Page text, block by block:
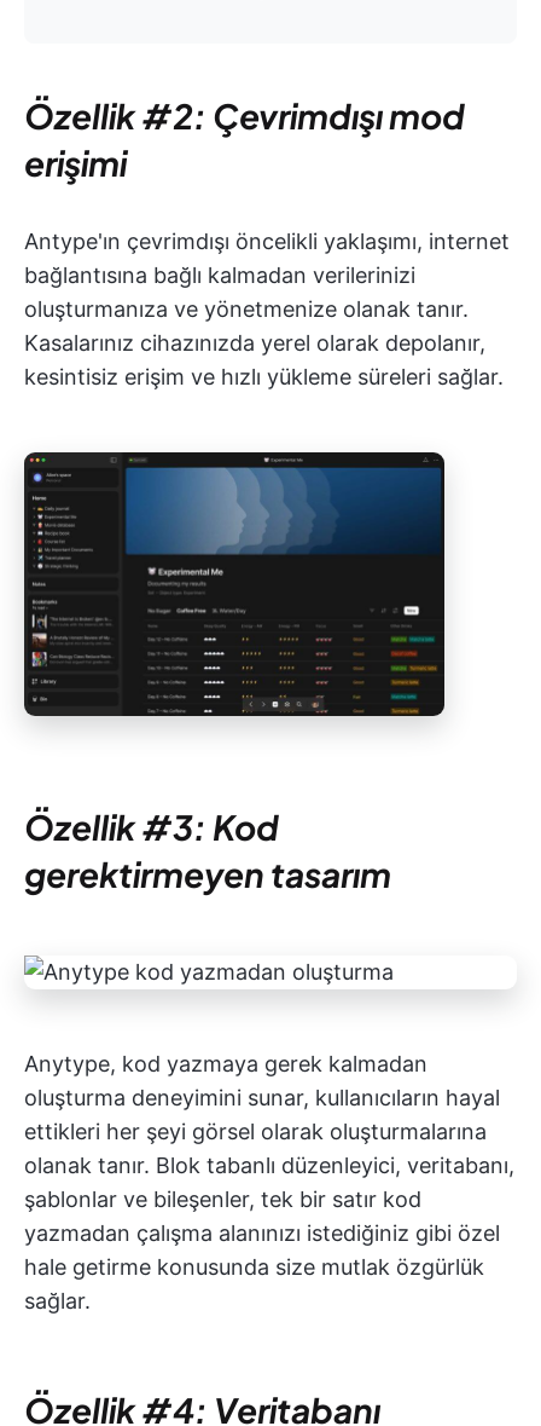
Özellik #2: Çevrimdışı mod
erişimi
Antype'ın çevrimdışı öncelikli yaklaşımı, internet
bağlantısına bağlı kalmadan verilerinizi
oluşturmanıza ve yönetmenize olanak tanır.
Kasalarınız cihazınızda yerel olarak depolanır,
kesintisiz erişim ve hızlı yükleme süreleri sağlar.
Özellik #3: Kod
gerektirmeyen tasarım
Anytype, kod yazmaya gerek kalmadan
oluşturma deneyimini sunar, kullanıcıların hayal
ettikleri her şeyi görsel olarak oluşturmalarına
olanak tanır. Blok tabanlı düzenleyici, veritabanı,
şablonlar ve bileşenler, tek bir satır kod
yazmadan çalışma alanınızı istediğiniz gibi özel
hale getirme konusunda size mutlak özgürlük
sağlar.
Özellik #4: Veritabanı